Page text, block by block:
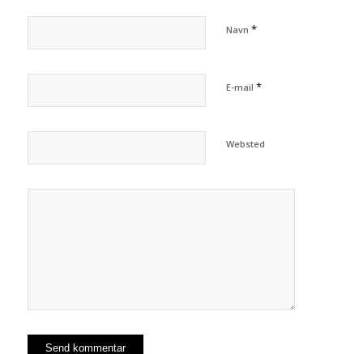
Navn *
E-mail *
Websted